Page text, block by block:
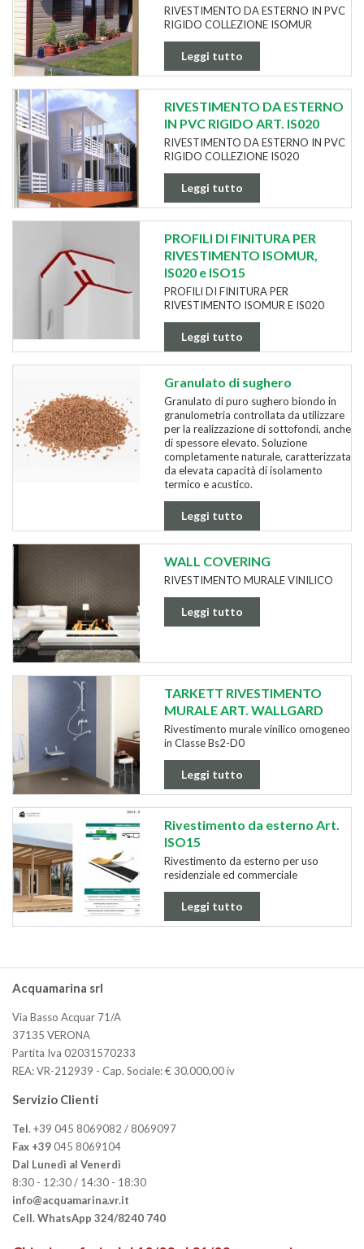
RIVESTIMENTO DA ESTERNO IN PVC
RIGIDO COLLEZIONE ISOMUR
Leggi tutto
RIVESTIMENTO DA ESTERNO
IN PVC RIGIDO ART. IS020
RIVESTIMENTO DA ESTERNO IN PVC
RIGIDO COLLEZIONE IS020
Leggi tutto
PROFILI DI FINITURA PER
RIVESTIMENTO ISOMUR,
IS020 e ISO15
PROFILI DI FINITURA PER
RIVESTIMENTO ISOMUR E IS020
Leggi tutto
Granulato di sughero
Granulato di puro sughero biondo in
granulometria controllata da utilizzare
per la realizzazione di sottofondi, anche
di spessore elevato. Soluzione
completamente naturale, caratterizzata
da elevata capacità di isolamento
termico e acustico.
Leggi tutto
WALL COVERING
RIVESTIMENTO MURALE VINILICO
Leggi tutto
TARKETT RIVESTIMENTO
MURALE ART. WALLGARD
Rivestimento murale vinilico omogeneo
in Classe Bs2-D0
Leggi tutto
Rivestimento da esterno Art.
ISO15
​Rivestimento da esterno per uso
residenziale ed commerciale
Leggi tutto
Acquamarina srl
Via Basso Acquar 71/A
37135 VERONA
Partita Iva 02031570233
REA: VR-212939 - Cap. Sociale: € 30.000,00 iv
Servizio Clienti
Tel. +39 045 8069082 / 8069097
Fax +39045 8069104
Dal Lunedì al Venerdì
8:30 - 12:30 / 14:30 - 18:30
info@acquamarina.vr.it
Cell. WhatsApp 324/8240 740